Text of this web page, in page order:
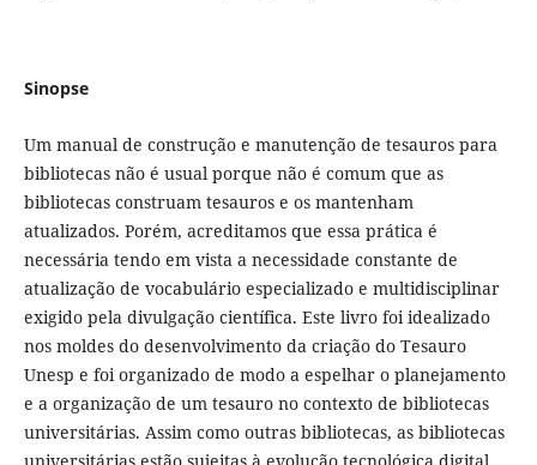
Sinopse
Um manual de construção e manutenção de tesauros para
bibliotecas não é usual porque não é comum que as
bibliotecas construam tesauros e os mantenham
atualizados. Porém, acreditamos que essa prática é
necessária tendo em vista a necessidade constante de
atualização de vocabulário especializado e multidisciplinar
exigido pela divulgação científica. Este livro foi idealizado
nos moldes do desenvolvimento da criação do Tesauro
Unesp e foi organizado de modo a espelhar o planejamento
e a organização de um tesauro no contexto de bibliotecas
universitárias. Assim como outras bibliotecas, as bibliotecas